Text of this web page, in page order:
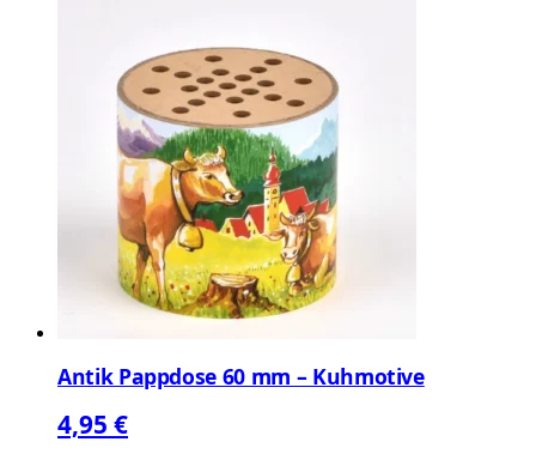
Antik Pappdose 60 mm – Kuhmotive
4,95 €